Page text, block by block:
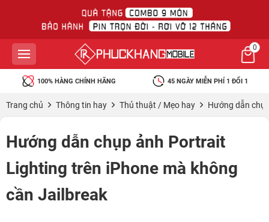
0
100% HÀNG CHÍNH HÃNG 45 NGÀY MIỄN PHÍ 1 ĐỔI 1
Trang chủ Thông tin hay Thủ thuật / Mẹo hay Hướng dẫn
Hướng dẫn chụp ảnh Portrait
Lighting trên iPhone mà không
cần Jailbreak